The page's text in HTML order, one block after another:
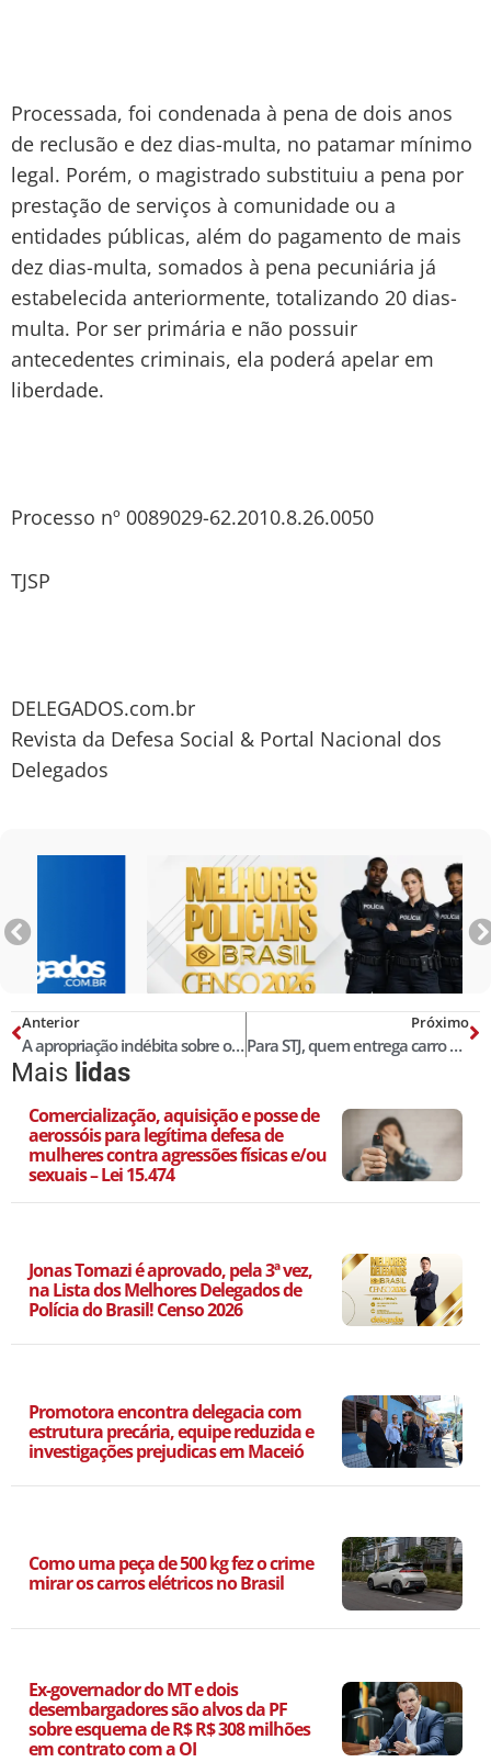
Processada, foi condenada à pena de dois anos
de reclusão e dez dias-multa, no patamar mínimo
legal. Porém, o magistrado substituiu a pena por
prestação de serviços à comunidade ou a
entidades públicas, além do pagamento de mais
dez dias-multa, somados à pena pecuniária já
estabelecida anteriormente, totalizando 20 dias-
multa. Por ser primária e não possuir
antecedentes criminais, ela poderá apelar em
liberdade.
Processo nº 0089029-62.2010.8.26.0050
TJSP
DELEGADOS.com.br
Revista da Defesa Social & Portal Nacional dos
Delegados
Anterior
A apropriação indébita sobre o automóvel financiado com comprador inadimplente
Próximo
Para STJ, quem entrega carro a bêbado pode responder por homicídio doloso
Mais lidas
Comercialização, aquisição e posse de
aerossóis para legítima defesa de
mulheres contra agressões físicas e/ou
sexuais – Lei 15.474
Jonas Tomazi é aprovado, pela 3ª vez,
na Lista dos Melhores Delegados de
Polícia do Brasil! Censo 2026
Promotora encontra delegacia com
estrutura precária, equipe reduzida e
investigações prejudicas em Maceió
Como uma peça de 500 kg fez o crime
mirar os carros elétricos no Brasil
Ex-governador do MT e dois
desembargadores são alvos da PF
sobre esquema de R$ R$ 308 milhões
em contrato com a OI